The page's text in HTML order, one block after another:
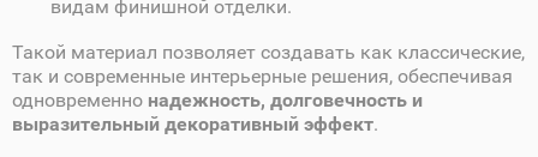
видам финишной отделки.
Такой материал позволяет создавать как классические,
так и современные интерьерные решения, обеспечивая
одновременно надежность, долговечность и
выразительный декоративный эффект.